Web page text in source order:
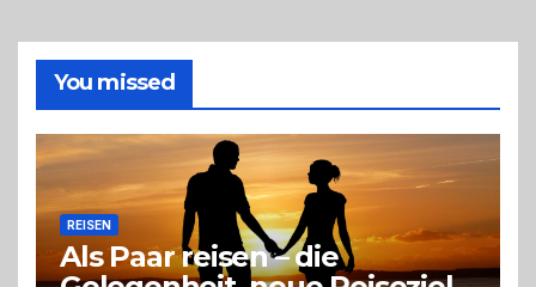
richtige
Entscheidung
You missed
REISEN
Als Paar reisen – die